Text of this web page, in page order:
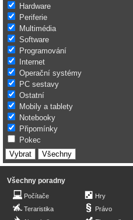
Hardware
Periferie
Multimédia
Software
Programování
Internet
Operační systémy
PC sestavy
Ostatní
Mobily a tablety
Notebooky
Připomínky
Pokec
Všechny poradny
Počítače
Teraristika
Hry
Právo